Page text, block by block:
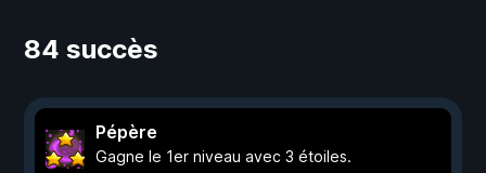
84 succès
Pépère
Gagne le 1er niveau avec 3 étoiles.